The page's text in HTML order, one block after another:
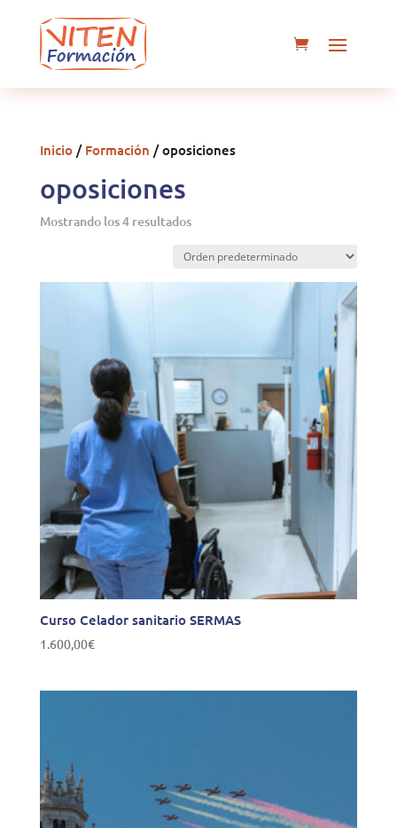
Inicio/ Formación / oposiciones
oposiciones
Mostrando los 4 resultados
Curso Celador sanitario SERMAS
1.600,00€